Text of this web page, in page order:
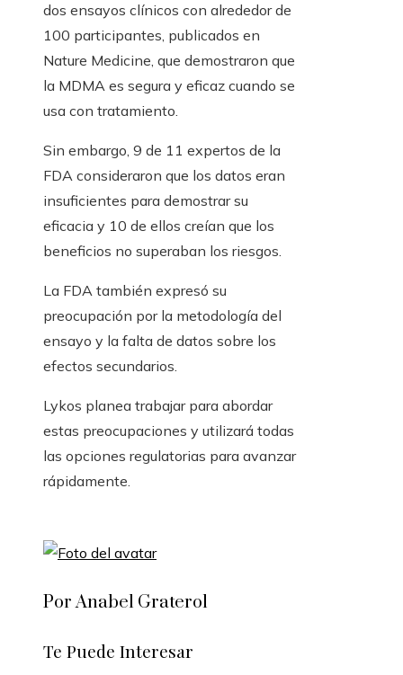
dos ensayos clínicos con alrededor de
100 participantes, publicados en
Nature Medicine, que demostraron que
la MDMA es segura y eficaz cuando se
usa con tratamiento.
Sin embargo, 9 de 11 expertos de la
FDA consideraron que los datos eran
insuficientes para demostrar su
eficacia y 10 de ellos creían que los
beneficios no superaban los riesgos.
La FDA también expresó su
preocupación por la metodología del
ensayo y la falta de datos sobre los
efectos secundarios.
Lykos planea trabajar para abordar
estas preocupaciones y utilizará todas
las opciones regulatorias para avanzar
rápidamente.
Por Anabel Graterol
Te Puede Interesar